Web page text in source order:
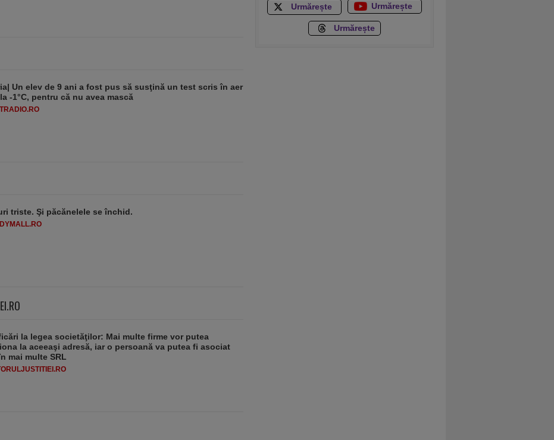
Un elev de 9 ani a fost pus să susţină un test scris în aer
-1°C, pentru că nu avea mască
triste. Şi păcănelele se închid.
la legea societăţilor: Mai multe firme vor putea
la aceeaşi adresă, iar o persoană va putea fi asociat
mai multe SRL
Urmărește Urmărește
Urmărește